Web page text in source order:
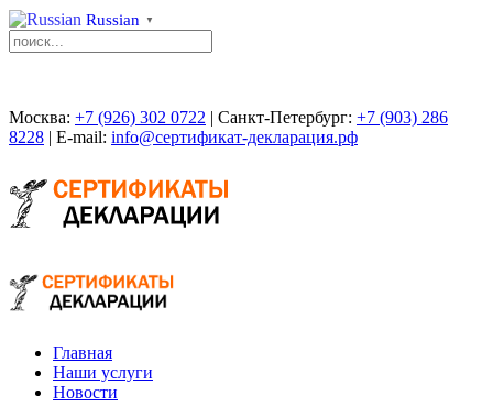
Russian ▼
Москва: +7 (926) 302 0722 | Санкт-Петербург: +7 (903) 286
8228 | E-mail: info@сертификат-декларация.рф
Главная
Наши услуги
Новости